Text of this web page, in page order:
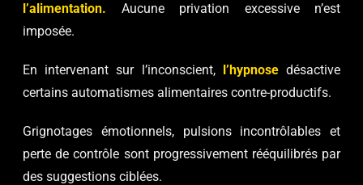
l’alimentation. Aucune privation excessive n’est
imposée.
En intervenant sur l’inconscient, l’hypnosedésactive
certains automatismes alimentaires contre-productifs.
Grignotages émotionnels, pulsions incontrôlables et
perte de contrôle sont progressivement rééquilibrés par
des suggestions ciblées.